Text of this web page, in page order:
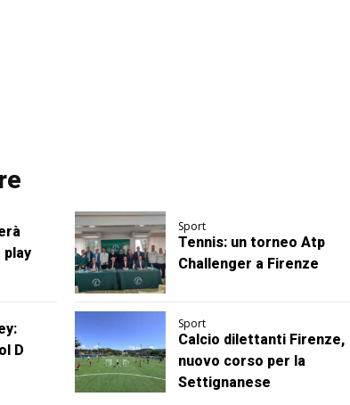
Sport
Tennis: un torneo Atp
Challenger a Firenze
D
Sport
Calcio dilettanti Firenze,
nuovo corso per la
Settignanese